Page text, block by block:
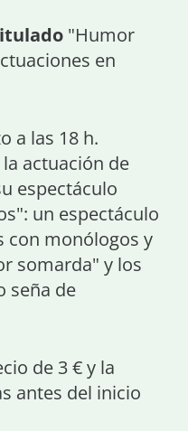
"Humor
en
a las 18 h.
actuación de
espectáculo
un espectáculo
con monólogos y
somarda" y los
seña de
de 3 € y la
antes del inicio